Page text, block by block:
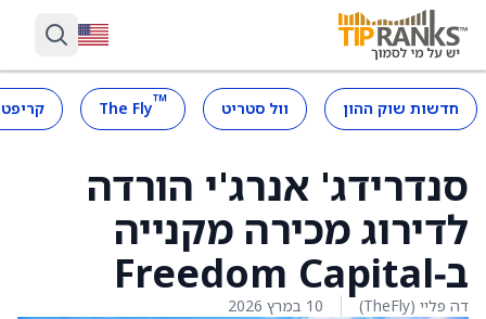
חדשות שוק ההון וול סטריט ™
The Fly
סנדרידג' אנרג'י הורדה
לדירוג מכירה מקנייה
ב‑Freedom Capital
דה פליי (TheFly) 10 במרץ 2026